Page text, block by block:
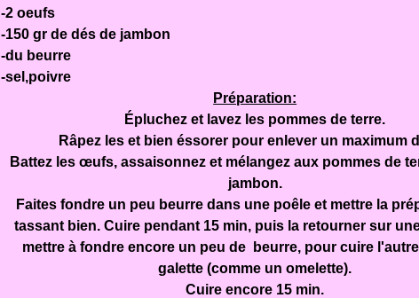
-2 oeufs
-150 gr de dés de jambon
-du beurre
-sel,poivre
Préparation:
Épluchez et lavez les pommes de terre.
Râpez les et bien éssorer pour enlever un maximum
Battez les œufs, assaisonnez et mélangez aux pommes de
jambon.
Faites fondre un peu beurre dans une poêle et mettre la
tassant bien. Cuire pendant 15 min, puis la retourner sur
mettre à fondre encore un peu de beurre, pour cuire
galette (comme un omelette).
Cuire encore 15 min.